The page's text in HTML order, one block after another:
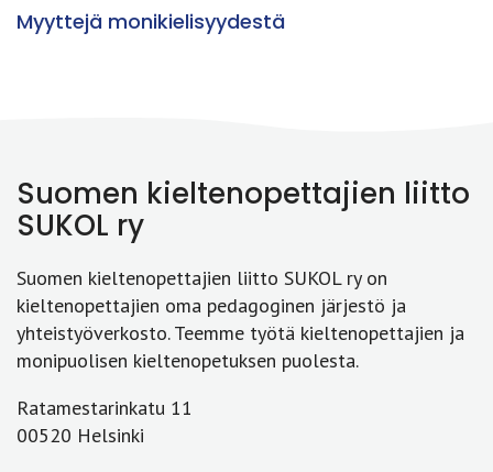
Myyttejä monikielisyydestä
Suomen kieltenopettajien liitto
SUKOL ry
Suomen kieltenopettajien liitto SUKOL ry on
kieltenopettajien oma pedagoginen järjestö ja
yhteistyöverkosto. Teemme työtä kieltenopettajien ja
monipuolisen kieltenopetuksen puolesta.
Ratamestarinkatu 11
00520 Helsinki